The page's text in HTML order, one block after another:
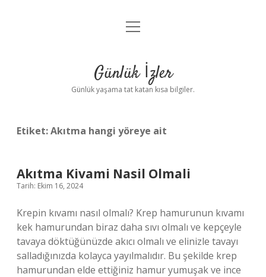
Anasayfa
Yasal Uyarı
menüyü
Günlük İzler
Günlük yaşama tat katan kısa bilgiler.
Etiket:Akıtma hangi yöreye ait
Akıtma Kivami Nasil Olmali
Tarih: Ekim 16, 2024
Krepin kıvamı nasıl olmalı? Krep hamurunun kıvamı
kek hamurundan biraz daha sıvı olmalı ve kepçeyle
tavaya döktüğünüzde akıcı olmalı ve elinizle tavayı
salladığınızda kolayca yayılmalıdır. Bu şekilde krep
hamurundan elde ettiğiniz hamur yumuşak ve ince